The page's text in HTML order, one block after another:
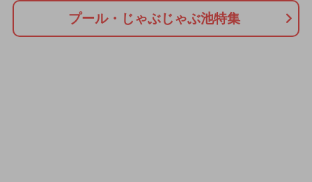
プール・じゃぶじゃぶ池特集